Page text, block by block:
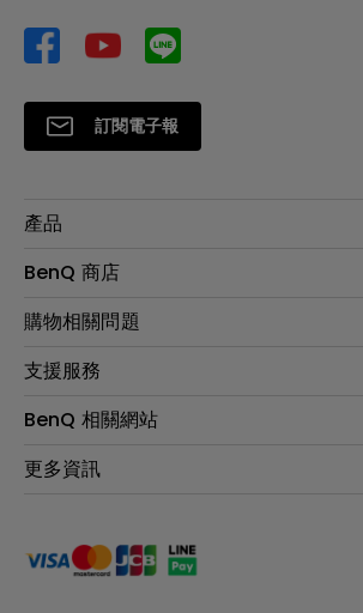
訂閱電子報
產品
大型液晶
投影機
智慧照明
專業拍物視訊鏡頭
BenQ 商店
最新產品與活動
尋找銷售據點
會員綁定LINE教學
購物相關問題
第一次購物就上手
延長保固購買
贈品兌換網站首頁
支援服務
服務公告
保固條例
手冊與軟體下載
產品常見問題
BenQ 相關網站
專業商用解決方案
BenQ 大娛樂家
更多資訊
永續發展
產品碳足跡報告